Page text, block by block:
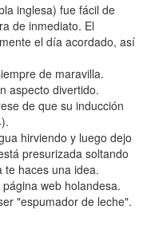
inglesa) fue fácil de
de inmediato. El
el día acordado, así
de maravilla.
aspecto divertido.
de que su inducción
hirviendo y luego dejo
presurizada soltando
te haces una idea.
web holandesa.
"espumador de leche".